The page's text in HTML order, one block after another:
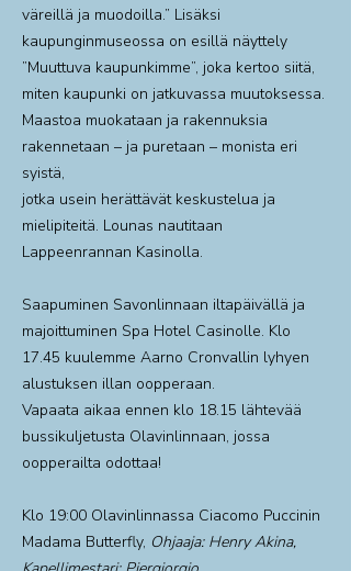
väreillä ja muodoilla.” Lisäksi
kaupunginmuseossa on esillä näyttely
”Muuttuva kaupunkimme”, joka kertoo siitä,
miten kaupunki on jatkuvassa muutoksessa.
Maastoa muokataan ja rakennuksia
rakennetaan – ja puretaan – monista eri
syistä,
jotka usein herättävät keskustelua ja
mielipiteitä. Lounas nautitaan
Lappeenrannan Kasinolla.
Saapuminen Savonlinnaan iltapäivällä ja
majoittuminen Spa Hotel Casinolle. Klo
17.45 kuulemme Aarno Cronvallin lyhyen
alustuksen illan oopperaan.
Vapaata aikaa ennen klo 18.15 lähtevää
bussikuljetusta Olavinlinnaan, jossa
oopperailta odottaa!
Klo 19:00 Olavinlinnassa Ciacomo Puccinin
Madama Butterfly, Ohjaaja: Henry Akina,